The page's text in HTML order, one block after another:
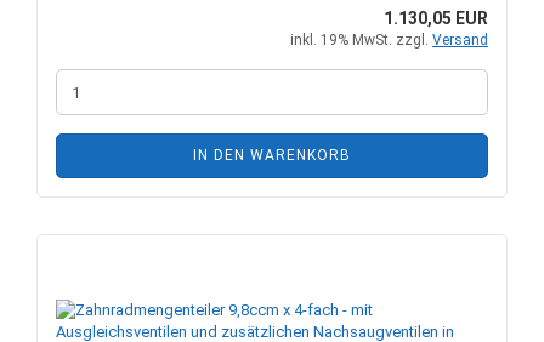
1.130,05 EUR
inkl. 19% MwSt. zzgl. Versand
IN DEN WARENKORB